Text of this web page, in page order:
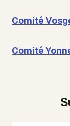
Comité
Comité